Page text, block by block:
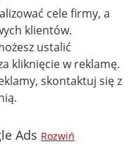
cele firmy, a
klientów.
ustalić
kliknięcie w reklamę.
skontaktuj się z
Ads Rozwiń